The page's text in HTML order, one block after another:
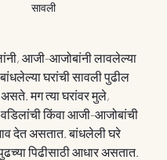
सावली
घरांची सावली पुढील
असते. मग त्या घरांवर मुले,
किंवा आजी-आजोबांची
देत असतात. बांधलेली घरे
पिढीसाठी आधार असतात.